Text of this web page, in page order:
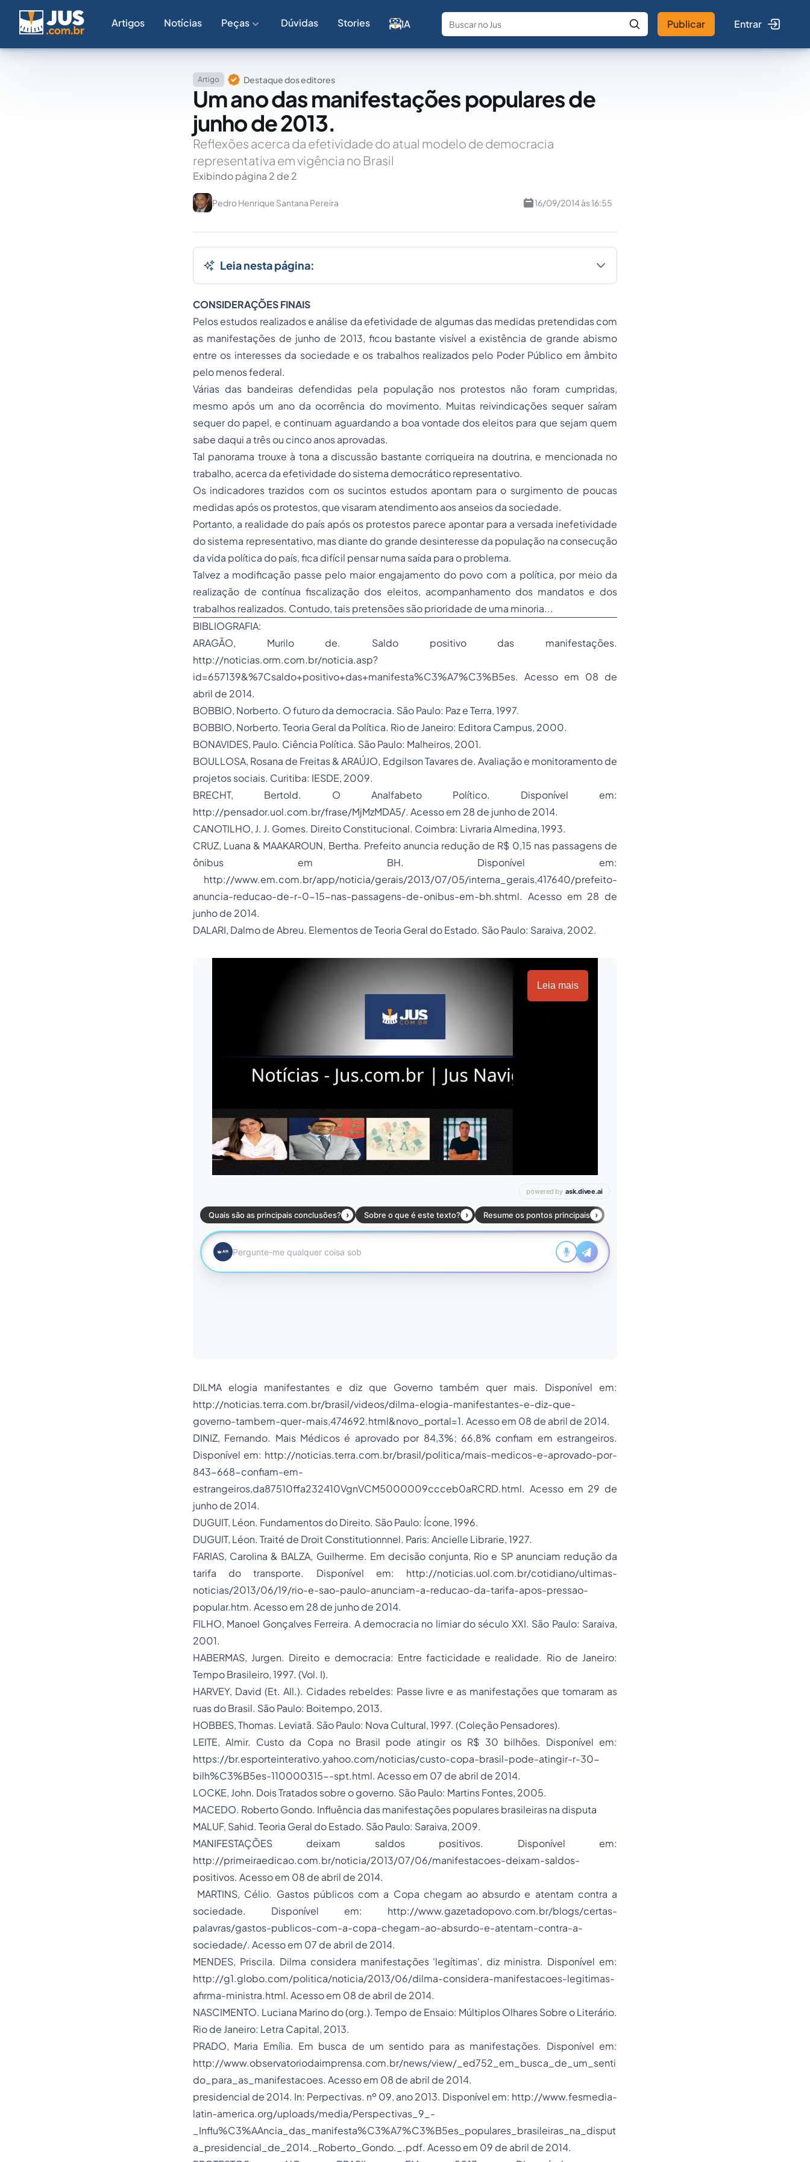
Artigos Notícias Peças Dúvidas Stories IA
Fale com a IA Buscar no Jus
Publicar Entrar
Artigo Destaque dos editores
Um ano das manifestações populares de
junho de 2013.
Reflexões acerca da efetividade do atual modelo de democracia
representativa em vigência no Brasil
Exibindo página 2 de 2
Pedro Henrique Santana Pereira 16/09/2014 às 16:55
Leia nesta página:
CONSIDERAÇÕES FINAIS
Pelos estudos realizados e análise da efetividade de algumas das medidas pretendidas com
as manifestações de junho de 2013, ficou bastante visível a existência de grande abismo
entre os interesses da sociedade e os trabalhos realizados pelo Poder Público em âmbito
pelo menos federal.
Várias das bandeiras defendidas pela população nos protestos não foram cumpridas,
mesmo após um ano da ocorrência do movimento. Muitas reivindicações sequer saíram
sequer do papel, e continuam aguardando a boa vontade dos eleitos para que sejam quem
sabe daqui a três ou cinco anos aprovadas.
Tal panorama trouxe à tona a discussão bastante corriqueira na doutrina, e mencionada no
trabalho, acerca da efetividade do sistema democrático representativo.
Os indicadores trazidos com os sucintos estudos apontam para o surgimento de poucas
medidas após os protestos, que visaram atendimento aos anseios da sociedade.
Portanto, a realidade do país após os protestos parece apontar para a versada inefetividade
do sistema representativo, mas diante do grande desinteresse da população na consecução
da vida política do país, fica difícil pensar numa saída para o problema.
Talvez a modificação passe pelo maior engajamento do povo com a política, por meio da
realização de contínuafiscalização dos eleitos, acompanhamento dos mandatos e dos
trabalhos realizados. Contudo, tais pretensões são prioridade de uma minoria...
BIBLIOGRAFIA:
ARAGÃO, Murilo de. Saldo positivo das manifestações.
http://noticias.orm.com.br/noticia.asp?
id=657139&%7Csaldo+positivo+das+manifesta%C3%A7%C3%B5es. Acesso em 08 de
abril de 2014.
BOBBIO, Norberto. O futuro da democracia. São Paulo: Paz e Terra, 1997.
BOBBIO, Norberto. Teoria Geral da Política. Rio de Janeiro: Editora Campus, 2000.
BONAVIDES, Paulo. Ciência Política. São Paulo: Malheiros, 2001.
BOULLOSA, Rosana de Freitas & ARAÚJO, Edgilson Tavares de. Avaliação e monitoramento de
projetos sociais. Curitiba: IESDE, 2009.
BRECHT, Bertold. O Analfabeto Político. Disponível em:
http://pensador.uol.com.br/frase/MjMzMDA5/. Acesso em 28 de junho de 2014.
CANOTILHO, J. J. Gomes. Direito Constitucional. Coimbra: Livraria Almedina, 1993.
CRUZ, Luana & MAAKAROUN, Bertha. Prefeito anuncia redução de R$ 0,15 nas passagens de
ônibus em BH. Disponível em:
http://www.em.com.br/app/noticia/gerais/2013/07/05/interna_gerais,417640/prefeito-
anuncia-reducao-de-r-0-15-nas-passagens-de-onibus-em-bh.shtml. Acesso em 28 de
junho de 2014.
DALARI, Dalmo de Abreu. Elementos de Teoria Geral do Estado. São Paulo: Saraiva, 2002.
Leia mais
DILMA elogia manifestantes e diz que Governo também quer mais. Disponível em:
http://noticias.terra.com.br/brasil/videos/dilma-elogia-manifestantes-e-diz-que-
governo-tambem-quer-mais,474692.html&novo_portal=1. Acesso em 08 de abril de 2014.
DINIZ, Fernando. Mais Médicos é aprovado por 84,3%; 66,8% confiam em estrangeiros.
Disponível em: http://noticias.terra.com.br/brasil/politica/mais-medicos-e-aprovado-por-
843-668-confiam-em-
estrangeiros,da87510ffa232410VgnVCM5000009ccceb0aRCRD.html. Acesso em 29 de
junho de 2014.
DUGUIT, Léon. Fundamentos do Direito. São Paulo: Ícone, 1996.
DUGUIT, Léon. Traité de Droit Constitutionnnel. Paris: Ancielle Librarie, 1927.
FARIAS, Carolina & BALZA, Guilherme. Em decisão conjunta, Rio e SP anunciam redução da
tarifa do transporte. Disponível em: http://noticias.uol.com.br/cotidiano/ultimas-
noticias/2013/06/19/rio-e-sao-paulo-anunciam-a-reducao-da-tarifa-apos-pressao-
popular.htm. Acesso em 28 de junho de 2014.
FILHO, Manoel Gonçalves Ferreira. A democracia no limiar do século XXI. São Paulo: Saraiva,
2001.
HABERMAS, Jurgen. Direito e democracia: Entre facticidade e realidade. Rio de Janeiro:
Tempo Brasileiro, 1997. (Vol. I).
HARVEY, David (Et. All.). Cidades rebeldes: Passe livre e as manifestações que tomaram as
ruas do Brasil. São Paulo: Boitempo, 2013.
HOBBES, Thomas. Leviatã. São Paulo: Nova Cultural, 1997. (Coleção Pensadores).
LEITE, Almir. Custo da Copa no Brasil pode atingir os R$ 30 bilhões. Disponível em:
https://br.esporteinterativo.yahoo.com/noticias/custo-copa-brasil-pode-atingir-r-30-
bilh%C3%B5es-110000315--spt.html. Acesso em 07 de abril de 2014.
LOCKE, John. Dois Tratados sobre o governo. São Paulo: Martins Fontes, 2005.
MACEDO. Roberto Gondo. Influência das manifestações populares brasileiras na disputa
MALUF, Sahid. Teoria Geral do Estado. São Paulo: Saraiva, 2009.
MANIFESTAÇÕES deixam saldos positivos. Disponível em:
http://primeiraedicao.com.br/noticia/2013/07/06/manifestacoes-deixam-saldos-
positivos. Acesso em 08 de abril de 2014.
MARTINS, Célio. Gastos públicos com a Copa chegam ao absurdo e atentam contra a
sociedade. Disponível em: http://www.gazetadopovo.com.br/blogs/certas-
palavras/gastos-publicos-com-a-copa-chegam-ao-absurdo-e-atentam-contra-a-
sociedade/. Acesso em 07 de abril de 2014.
MENDES, Priscila. Dilma considera manifestações 'legítimas', diz ministra. Disponível em:
http://g1.globo.com/politica/noticia/2013/06/dilma-considera-manifestacoes-legitimas-
afirma-ministra.html. Acesso em 08 de abril de 2014.
NASCIMENTO. Luciana Marino do (org.). Tempo de Ensaio: Múltiplos Olhares Sobre o Literário.
Rio de Janeiro: Letra Capital, 2013.
PRADO, Maria Emília. Em busca de um sentido para as manifestações. Disponível em:
http://www.observatoriodaimprensa.com.br/news/view/_ed752_em_busca_de_um_senti
do_para_as_manifestacoes. Acesso em 08 de abril de 2014.
presidencial de 2014. In: Perpectivas. nº 09, ano 2013. Disponível em: http://www.fesmedia-
latin-america.org/uploads/media/Perspectivas_9_-
_Influ%C3%AAncia_das_manifesta%C3%A7%C3%B5es_populares_brasileiras_na_disput
a_presidencial_de_2014._Roberto_Gondo._.pdf. Acesso em 09 de abril de 2014.